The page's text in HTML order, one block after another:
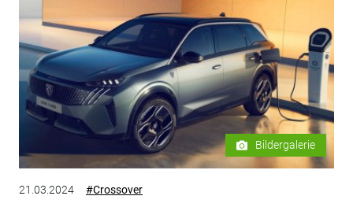
Bildergalerie
21.03.2024 #Crossover